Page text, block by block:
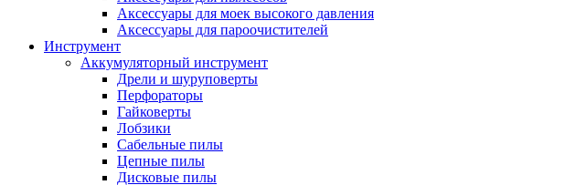
Аксессуары для моек высокого давления
Аксессуары для пароочистителей
Инструмент
Аккумуляторный инструмент
Дрели и шуруповерты
Перфораторы
Гайковерты
Лобзики
Сабельные пилы
Цепные пилы
Дисковые пилы